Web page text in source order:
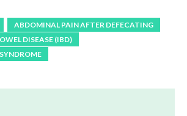
ABDOMINAL PAIN AFTER DEFECATING
DISEASE (IBD)